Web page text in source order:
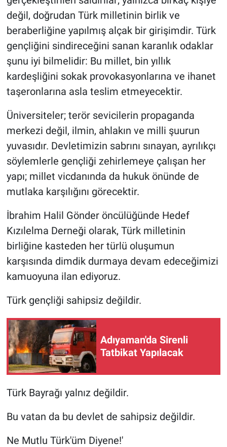
değil, doğrudan Türk milletinin birlik ve
beraberliğine yapılmış alçak bir girişimdir. Türk
gençliğini sindireceğini sanan karanlık odaklar
şunu iyi bilmelidir: Bu millet, bin yıllık
kardeşliğini sokak provokasyonlarına ve ihanet
taşeronlarına asla teslim etmeyecektir.
Üniversiteler; terör sevicilerin propaganda
merkezi değil, ilmin, ahlakın ve milli şuurun
yuvasıdır. Devletimizin sabrını sınayan, ayrılıkçı
söylemlerle gençliği zehirlemeye çalışan her
yapı; millet vicdanında da hukuk önünde de
mutlaka karşılığını görecektir.
İbrahim Halil Gönder öncülüğünde Hedef
Kızılelma Derneği olarak, Türk milletinin
birliğine kasteden her türlü oluşumun
karşısında dimdik durmaya devam edeceğimizi
kamuoyuna ilan ediyoruz.
Türk gençliği sahipsiz değildir.
Adıyaman'da Sirenli
Tatbikat Yapılacak
Türk Bayrağı yalnız değildir.
Bu vatan da bu devlet de sahipsiz değildir.
Ne Mutlu Türk'üm Diyene!'